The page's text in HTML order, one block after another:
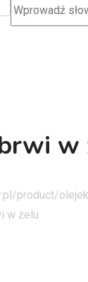
w
product/
w żelu